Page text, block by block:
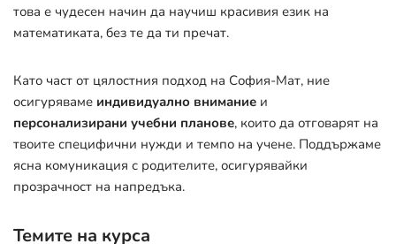
това е чудесен начин да научиш красивия език на
математиката, без те да ти пречат.
Като част от цялостния подход на София-Мат, ние
осигуряваме индивидуално внимание и
персонализирани учебни планове, които да отговарят на
твоите специфични нужди и темпо на учене. Поддържаме
ясна комуникация с родителите, осигурявайки
прозрачност на напредъка.
Темите на курса